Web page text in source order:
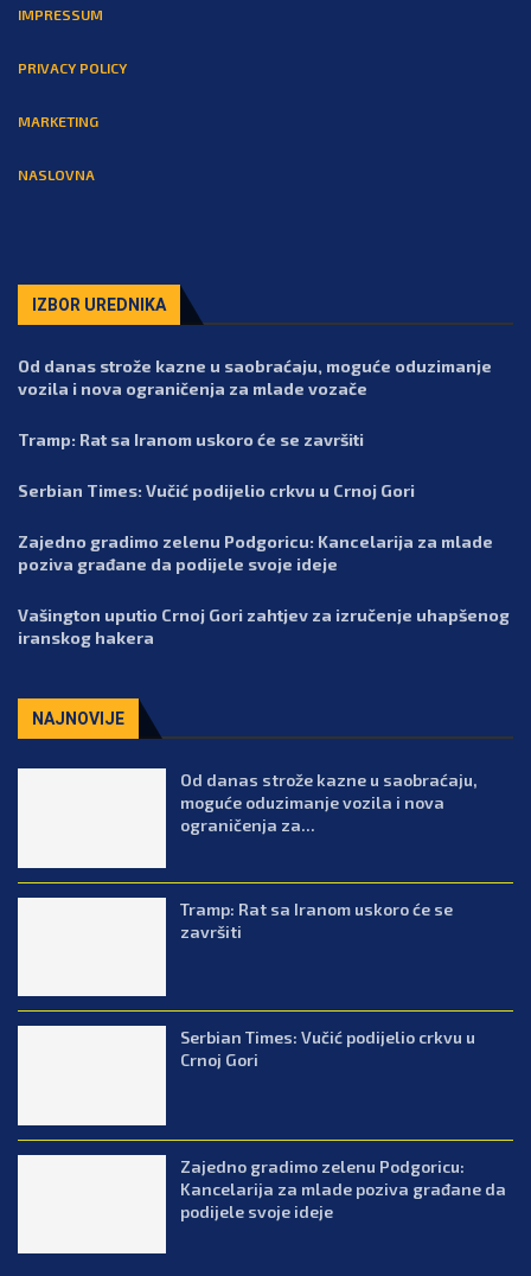
IMPRESSUM
PRIVACY POLICY
MARKETING
NASLOVNA
IZBOR UREDNIKA
Od danas strože kazne u saobraćaju, moguće oduzimanje
vozila i nova ograničenja za mlade vozače
Tramp: Rat sa Iranom uskoro će se završiti
Serbian Times: Vučić podijelio crkvu u Crnoj Gori
Zajedno gradimo zelenu Podgoricu: Kancelarija za mlade
poziva građane da podijele svoje ideje
Vašington uputio Crnoj Gori zahtjev za izručenje uhapšenog
iranskog hakera
NAJNOVIJE
Od danas strože kazne u saobraćaju,
moguće oduzimanje vozila i nova
ograničenja za...
Tramp: Rat sa Iranom uskoro će se
završiti
Serbian Times: Vučić podijelio crkvu u
Crnoj Gori
Zajedno gradimo zelenu Podgoricu:
Kancelarija za mlade poziva građane da
podijele svoje ideje